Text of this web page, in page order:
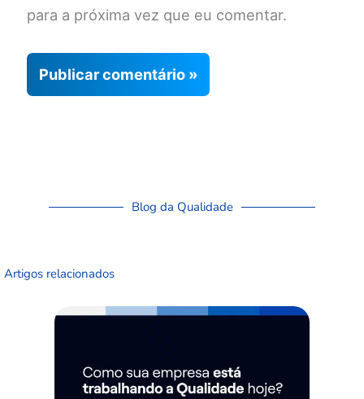
para a próxima vez que eu comentar.
Blog da Qualidade
Artigos relacionados